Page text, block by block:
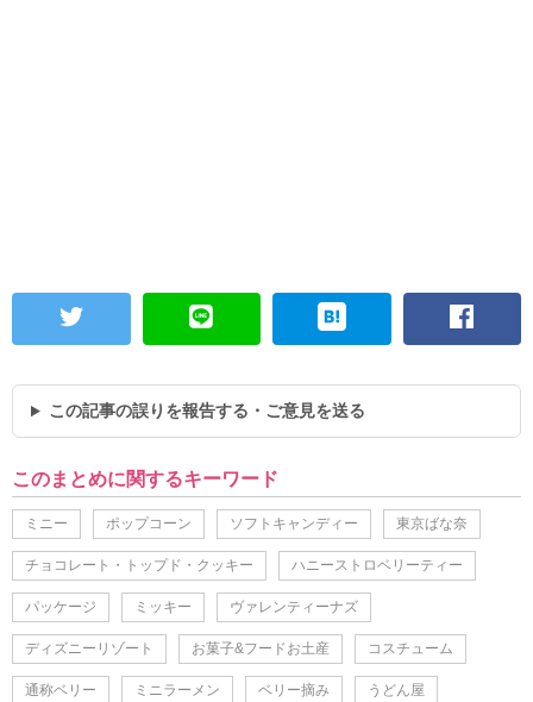
この記事の誤りを報告する・ご意見を送る
このまとめに関するキーワード
ミニー ポップコーン ソフトキャンディー 東京ばな奈
チョコレート・トップド・クッキー ハニーストロベリーティー
パッケージ ミッキー ヴァレンティーナズ
ディズニーリゾート お菓子&フードお土産 コスチューム
通称ベリー ミニラーメン ベリー摘み うどん屋